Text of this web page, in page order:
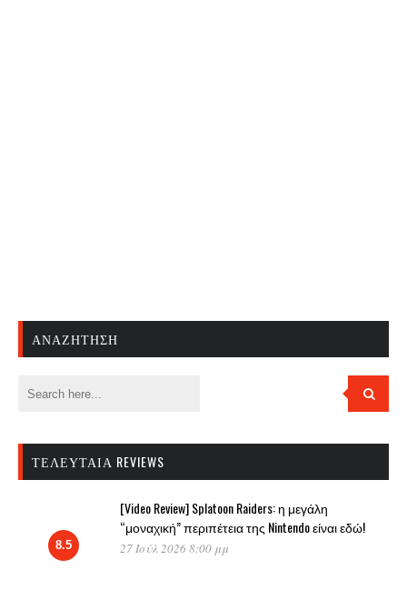
ΑΝΑΖΉΤΗΣΗ
ΤΕΛΕΥΤΑΊΑ REVIEWS
8.5
[Video Review] Splatoon Raiders: η μεγάλη
“μοναχική” περιπέτεια της Nintendo είναι εδώ!
27 Ιούλ 2026 8:00 μμ